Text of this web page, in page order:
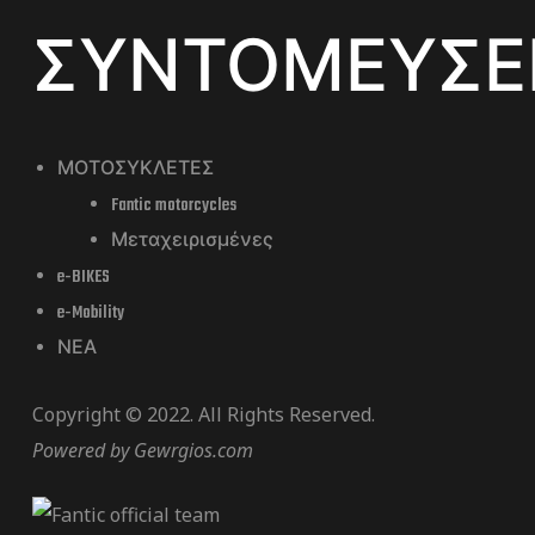
ΜΟΤΟΣΥΚΛΕΤΕΣ
Fantic motorcycles
Μεταχειρισμένες
e-BIKES
e-Mobility
ΝΕΑ
Copyright © 2022. All Rights Reserved.
Powered byGewrgios.com